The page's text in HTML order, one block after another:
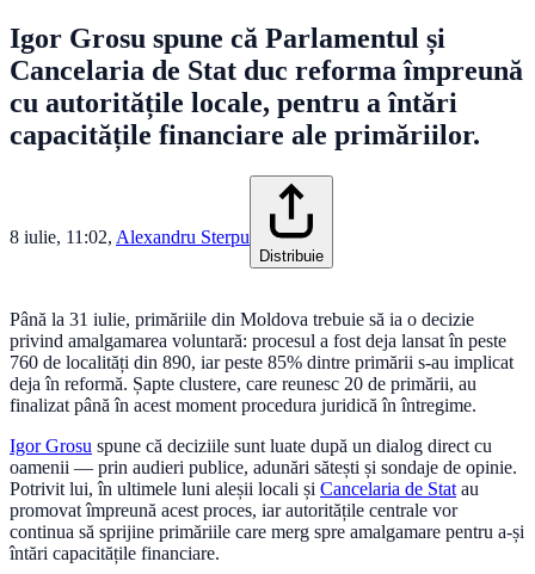
Igor Grosu spune că Parlamentul și
Cancelaria de Stat duc reforma împreună
cu autoritățile locale, pentru a întări
capacitățile financiare ale primăriilor.
8 iulie, 11:02, Alexandru Sterpu
Distribuie
Până la 31 iulie, primăriile din Moldova trebuie să ia o decizie
privind amalgamarea voluntară: procesul a fost deja lansat în peste
760 de localități din 890, iar peste 85% dintre primării s-au implicat
deja în reformă. Șapte clustere, care reunesc 20 de primării, au
finalizat până în acest moment procedura juridică în întregime.
Igor Grosu spune că deciziile sunt luate după un dialog direct cu
oamenii — prin audieri publice, adunări sătești și sondaje de opinie.
Potrivit lui, în ultimele luni aleșii locali și Cancelaria de Stat au
promovat împreună acest proces, iar autoritățile centrale vor
continua să sprijine primăriile care merg spre amalgamare pentru a-și
întări capacitățile financiare.